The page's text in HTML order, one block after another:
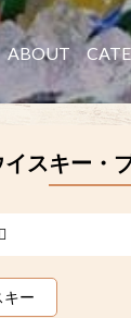
ABOUT
スキー・
キー